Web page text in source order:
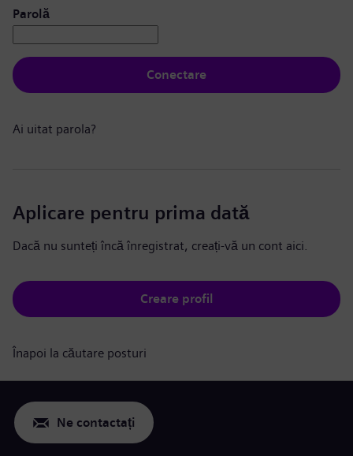
Parolă
Conectare
Ai uitat parola?
Aplicare pentru prima dată
Dacă nu sunteți încă înregistrat, creați-vă un cont aici.
Creare profil
Înapoi la căutare posturi
Ne contactați